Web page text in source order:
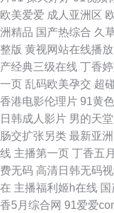
91熟女在线播放 AV操B
青青草 视频就肏屄 东方
爱爱视频网 国产一区二
地址99 大香蕉综合色图
尤物视频 四虎东方成人
影院 国内99自拍 爱爱片
福利网婷婷 欧美日在线
欧美爱爱 成人亚洲区
洲精品 国产热综合 久
整版 黄视网站在线播放
产经典三级在线 丁香
一页 乱码欧美孕交 超
香港电影伦理片 91黄
日韩成人影片 男的天
肠交扩张另类 最新亚
线 主播第一页 丁香五
费无码 高清日韩无码
在 主播福利姬h在线
香5月综合网 91爱爱